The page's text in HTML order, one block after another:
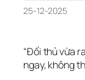
25-12-2025
“Đối thủ vừa
ngay, không